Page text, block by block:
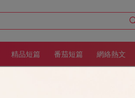
精品短篇 番茄短篇 網絡熱文